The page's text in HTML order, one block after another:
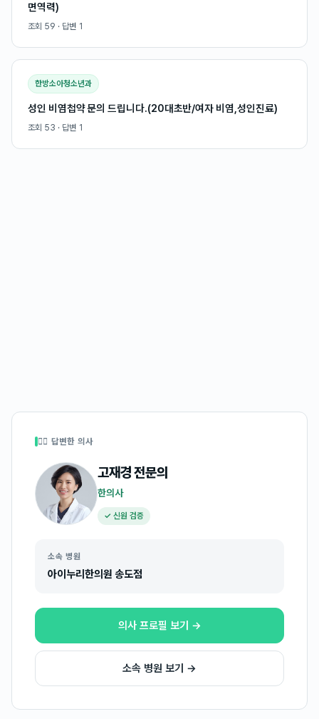
면역력)
조회 59 · 답변 1
한방소아청소년과
성인 비염첩약 문의 드립니다.(20대초반/여자 비염,성인진료)
조회 53 · 답변 1
👩‍⚕️ 답변한 의사
고재경전문의
한의사
✓ 신원 검증
소속 병원
아이누리한의원 송도점
의사 프로필 보기 →
소속 병원 보기 →